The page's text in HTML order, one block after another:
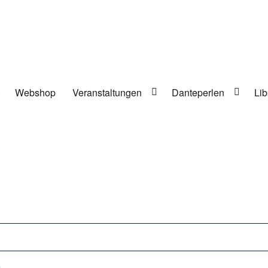
Webshop Veranstaltungen Danteperlen